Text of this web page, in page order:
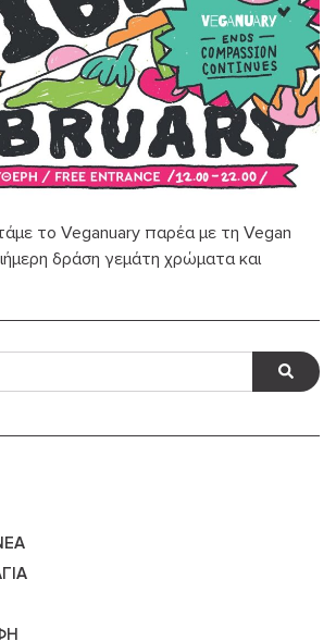
το Veganuary παρέα με τη Vegan
δράση γεμάτη χρώματα και